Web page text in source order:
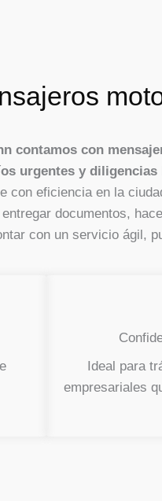
contamos con
urgentes y diligencias
con eficiencia en la
documentos,
con un servicio ágil,
Ideal para
empresariales